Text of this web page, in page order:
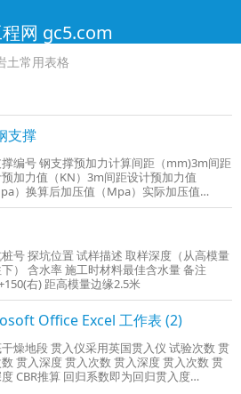
土常用表格
支撑
编号 钢支撑预加力计算间距（mm)3m间距
加力值（KN）3m间距设计预加力值
）换算后加压值（Mpa）实际加压值
）
号 探坑位置 试样描述 取样深度（从高模量
） 含水率 施工时材料最佳含水量 备注
K41+150(右) 距高模量边缘2.5米
Office Excel 工作表 (2)
燥地段 贯入仪采用英国贯入仪 试验次数 贯
数 贯入深度 贯入次数 贯入深度 贯入次数 贯
推算 回归系数即为回归贯入度